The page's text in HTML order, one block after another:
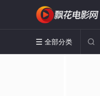
 全部分类 